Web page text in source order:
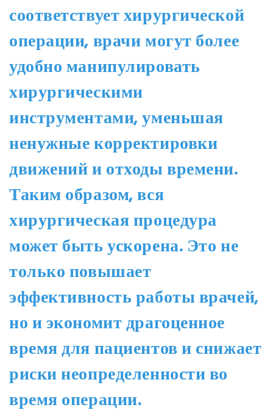
соответствует хирургической
операции, врачи могут более
удобно манипулировать
хирургическими
инструментами, уменьшая
ненужные корректировки
движений и отходы времени.
Таким образом, вся
хирургическая процедура
может быть ускорена. Это не
только повышает
эффективность работы врачей,
но и экономит драгоценное
время для пациентов и снижает
риски неопределенности во
время операции.